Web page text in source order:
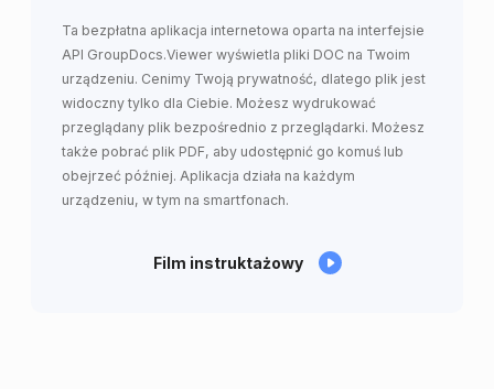
Ta bezpłatna aplikacja internetowa oparta na interfejsie
API GroupDocs.Viewer wyświetla pliki DOC na Twoim
urządzeniu. Cenimy Twoją prywatność, dlatego plik jest
widoczny tylko dla Ciebie. Możesz wydrukować
przeglądany plik bezpośrednio z przeglądarki. Możesz
także pobrać plik PDF, aby udostępnić go komuś lub
obejrzeć później. Aplikacja działa na każdym
urządzeniu, w tym na smartfonach.
Film instruktażowy